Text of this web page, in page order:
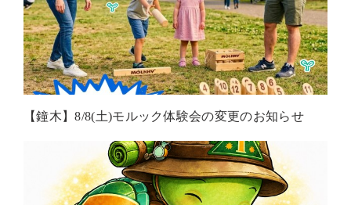
【鐘木】8/8(土)モルック体験会の変更のお知らせ